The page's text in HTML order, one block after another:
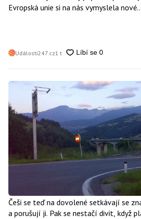
Evropská unie si na nás vymyslela nové
Události247.cz1 t
Češi se teď na dovolené setkávají se
a porušují ji. Pak se nestačí divit, když